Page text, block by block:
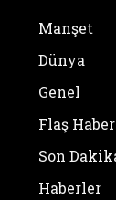
Manşet
Dünya
Genel
Flaş Haber
Son
Haberler